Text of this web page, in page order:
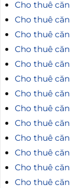
Cho thuê
Cho thuê
Cho thuê
Cho thuê
Cho thuê
Cho thuê
Cho thuê căn
Cho thuê
Cho thuê căn
Cho thuê
Cho thuê
Cho thuê
Cho thuê căn